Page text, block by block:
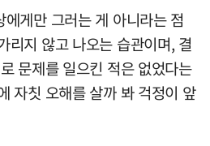
게만 그러는 게 아니라는 점
리지 않고 나오는 습관이며, 결
문제를 일으킨 적은 없었다는
자칫 오해를 살까 봐 걱정이 앞